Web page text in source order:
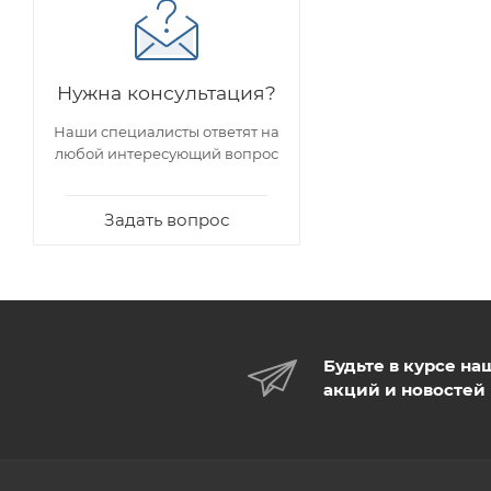
Нужна консультация?
Наши специалисты ответят на
любой интересующий вопрос
Задать вопрос
Будьте в курсе
акций и новостей